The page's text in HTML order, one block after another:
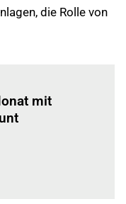
die Rolle von
mit